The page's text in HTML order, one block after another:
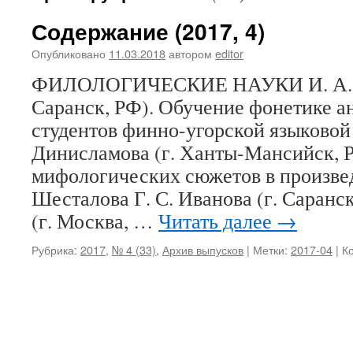
Содержание (2017, 4)
Опубликовано 11.03.2018автором editor
ФИЛОЛОГИЧЕСКИЕ НАУКИ И. А.
Саранск, РФ). Обучение фонетике
студентов финно-угорской
Динисламова (г. Ханты-Мансийск,
мифологических сюжетов в
Шесталова Г. С. Иванова (г.
(г. Москва, … Читать далее →
Рубрика: 2017, № 4 (33), Архив выпусков | Метки: 2017-04 |